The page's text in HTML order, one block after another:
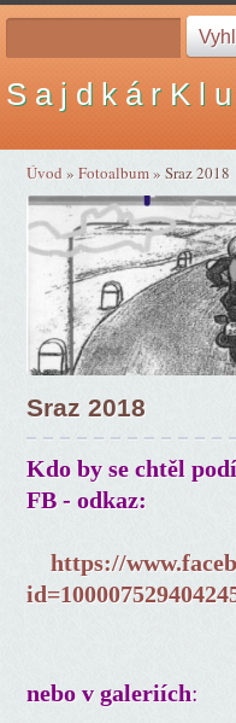
S a j d k á r K l
Úvod »Fotoalbum»Sraz 2018
Sraz 2018
Kdo by se chtěl
FB - odkaz:
https://
nebo v galeriích